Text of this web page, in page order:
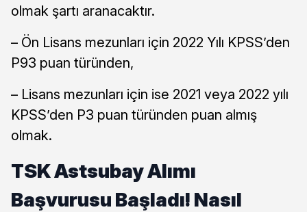
olmak şartı aranacaktır.
– Ön Lisans mezunları için 2022 Yılı KPSS’den
P93 puan türünden,
– Lisans mezunları için ise 2021 veya 2022 yılı
KPSS’den P3 puan türünden puan almış
olmak.
TSK Astsubay Alımı
Başvurusu Başladı! Nasıl